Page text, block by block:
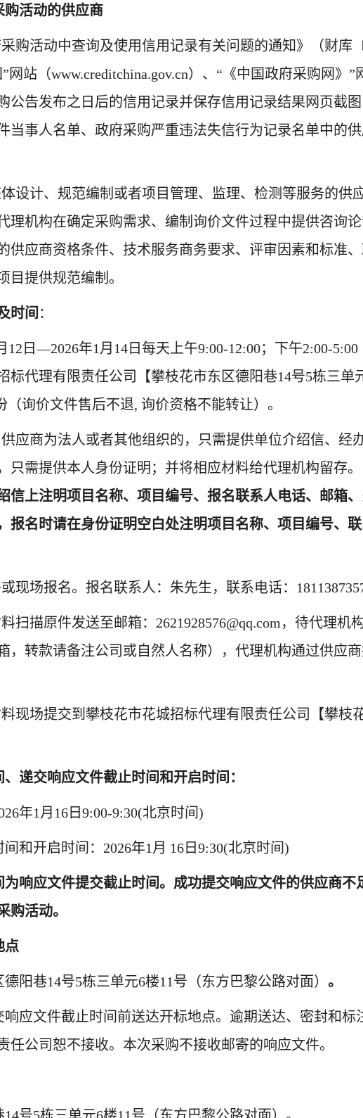
购活动的供应商
购活动中查询及使用信用记录有关问题的通知》（财库
站（www.creditchina.gov.cn）、“ 《中国政府采购网》 ”
公告发布之日 后的信用记录并保存信用记录结果网页截
当事人名单、政府采购严重违法失信行为记录名单中的
设计、规范编制或者项目管理、监理、检测等服务的供
理机构在确定采购需求、编制 询价文件过程中提供咨询
供应商资格条件、技术服务商务要求、评审因素和标准
目提供规范编制。
时间 ：
12 日—2026年1 月 14 日每天上午9:00-12:00； 下午2:00-5:00
标代理有限责任公司 【攀枝花市东区德阳巷14号5栋三单
（询价文件售后不退, 询价资格不能转让）。
应商为法人或者其他组织的，只需提供单位介绍信、经
只需提供本人身份证明；并将相应材料给代理机构留存。
信上注明项目名称、项目编号、 报名联系人电话、邮箱
报名时请在身份证明空白处注明项目名称、项目编号、
或现场报名。报名联系人： 朱先生 ， 联系电话：
扫描原件发送至邮箱： 2621928576@qq.com，待代理
，转款请备注公司或自然人名称），代理机构通过供应
现场提交到 攀枝花市花城招标代理有限责任公司 【攀枝
递交响应文件截止时间和开启时间：
6年1月16 日 9:00-9:30(北京时间 )
间和开启 时间： 2026年1月 16 日 9:30(北京时间 )
响应文件提交截止时间。成功提交响应文件的供应商不
购活动。
点
德阳巷14号5栋三单元6楼11号 （东方巴黎公路对面） 。
应文件截止时间前送达开标地点。逾期送达、密封和标
任公司 恕不接收。本次采购不接收邮寄的响应文件。